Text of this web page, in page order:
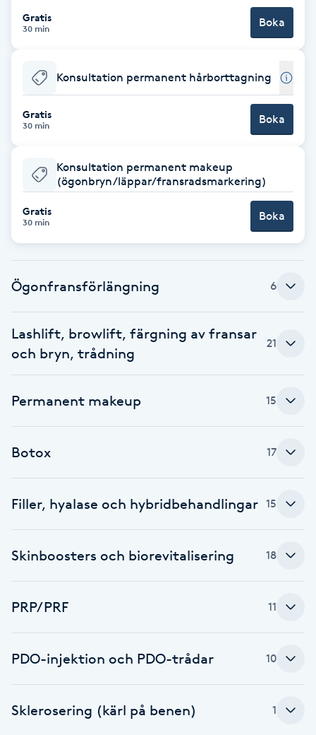
Coachning
Damklippning
Diamantslipning
E
Enzympeeling
Extensions
Extensions borttagning
Faceliftmassage
Fet hårbotten
Fibromassage
Fotmassage
Gratis
30 min Boka
Konsultation permanent hårborttagning
Gratis
30 min Boka
Konsultation permanent makeup
(ögonbryn/läppar/fransradsmarkering)
Gratis
30 min Boka
Ögonfransförlängning 6
Lashlift, browlift, färgning av fransar
och bryn, trådning
21
Permanent makeup 15
Botox 17
Filler, hyalase och hybridbehandlingar 15
Skinboosters och biorevitalisering 18
PRP/PRF 11
PDO-injektion och PDO-trådar 10
Sklerosering (kärl på benen) 1